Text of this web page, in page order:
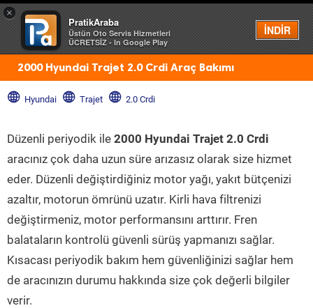
×
PratikAraba
Üstün Oto Servis Hizmetleri
ÜCRETSİZ - In Google Play
İNDİR
Menü
2000 Hyundai Trajet 2.0 Crdi Araç Bakımı
Hyundai Trajet 2.0 Crdi
Düzenli periyodik ile 2000 Hyundai Trajet 2.0 Crdi
aracınız çok daha uzun süre arızasız olarak size hizmet
eder. Düzenli değiştirdiğiniz motor yağı, yakıt bütçenizi
azaltır, motorun ömrünü uzatır. Kirli hava filtrenizi
değiştirmeniz, motor performansını arttırır. Fren
balataların kontrolü güvenli sürüş yapmanızı sağlar.
Kısacası periyodik bakım hem güvenliğinizi sağlar hem
de aracınızın durumu hakkında size çok değerli bilgiler
verir.